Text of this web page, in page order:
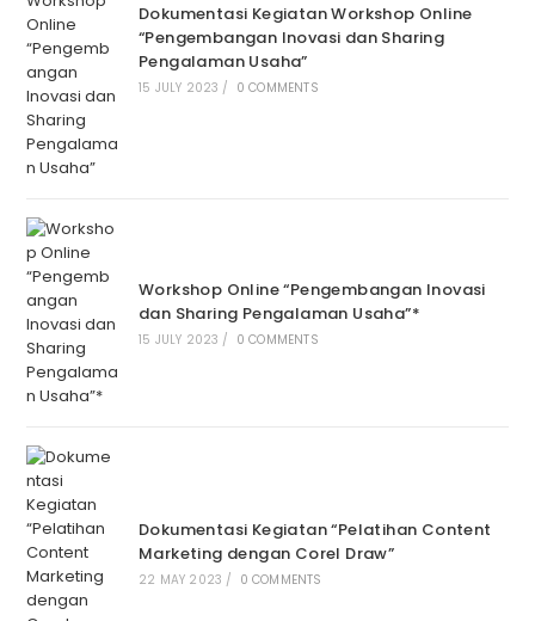
Dokumentasi Kegiatan Workshop Online
“Pengembangan Inovasi dan Sharing
Pengalaman Usaha”
15 JULY 2023 / 0 COMMENTS
Workshop Online “Pengembangan Inovasi
dan Sharing Pengalaman Usaha”*
15 JULY 2023 / 0 COMMENTS
Dokumentasi Kegiatan “Pelatihan Content
Marketing dengan Corel Draw”
22 MAY 2023 / 0 COMMENTS